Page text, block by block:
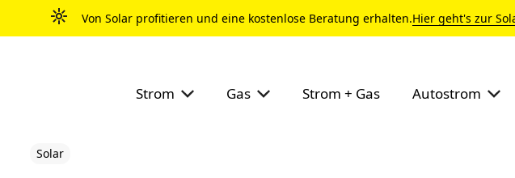
Von Solar profitieren und eine kostenlose Beratung erhalten.Hier geht's zur
Strom Gas Strom + Gas Autostrom
Solar